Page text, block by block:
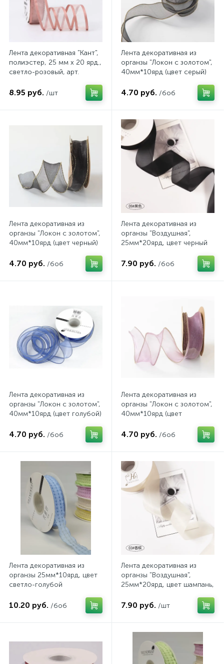
Лента декоративная "Кант",
полиэстер, 25 мм х 20 ярд.,
светло-розовый, арт.
8.95 руб. /шт
Лента декоративная из
органзы "Локон с золотом",
40мм*10ярд (цвет серый)
4.70 руб. /боб
Лента декоративная из
органзы "Локон с золотом",
40мм*10ярд (цвет черный)
4.70 руб. /боб
Лента декоративная из
органзы "Воздушная",
25мм*20ярд, цвет черный
7.90 руб. /боб
Лента декоративная из
органзы "Локон с золотом",
40мм*10ярд (цвет голубой)
4.70 руб. /боб
Лента декоративная из
органзы "Локон с золотом",
40мм*10ярд (цвет
4.70 руб. /боб
Лента декоративная из
органзы 25мм*10ярд, цвет
светло-голубой
10.20 руб. /боб
Лента декоративная из
органзы "Воздушная",
25мм*20ярд, цвет шампань,
7.90 руб. /шт